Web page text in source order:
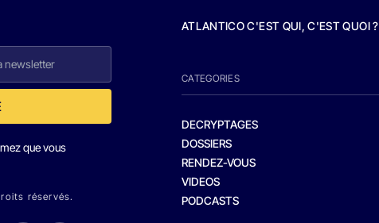
que vous
réservés.
ATLANTICO C'EST QUI, C'EST QUOI ?
CATEGORIES
DECRYPTAGES
DOSSIERS
RENDEZ-VOUS
VIDEOS
PODCASTS